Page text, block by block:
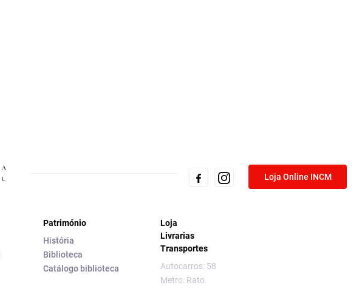
Loja Online INCM
Património
História
Biblioteca
Catálogo biblioteca
Loja
Livrarias
Transportes
Autocarros: 58
Metro: Rato